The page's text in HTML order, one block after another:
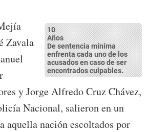
10
Años
De sentencia mínima
enfrenta cada uno de los
acusados en caso de ser
encontrados culpables.
Zavala
y Jorge Alfredo Cruz Chávez,
Nacional, salieron en un
aquella nación escoltados por